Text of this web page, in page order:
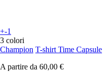
+-1
3 colori
Champion T-shirt Time Capsule
A partire da 60,00 €